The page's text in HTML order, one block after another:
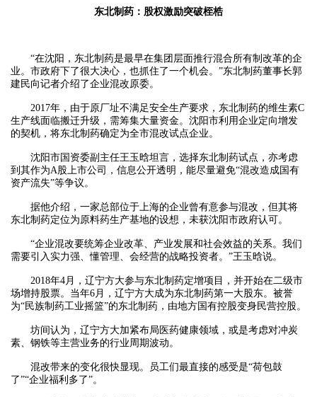
东北制药：股权激励突破桎梏
“在沈阳，东北制药是最早在集团层面推行混合所有制改革的企
业。市政府下了很大决心，也抓住了一个机会。”东北制药董事长郭
建民向记者介绍了企业混改原委。
2017年，由于原厂址不满足安全生产要求，东北制药的维生素C
生产线面临搬迁升级，需筹集大量资金。沈阳市利用企业定向增发
的契机，将东北制药确定为全市混改试点企业。
沈阳市国资委副主任王玉晗坦言，选择东北制药试点，亦考虑
到其作为A股上市公司，信息公开透明，能尽量避免“混改造成国有
资产流失”等争议。
据他介绍，一家总部位于上海的企业曾有意参与混改，但其将
东北制药定位为原料药生产基地的设想，未获沈阳市政府认可。
“企业混改要统筹企业改革、产业发展和社会效益的关系。我们
需要引入实力强、懂管理、会经营的战略投资者。”王玉晗说。
2018年4月，辽宁方大参与东北制药定增项目，并开始在二级市
场增持股票。当年6月，辽宁方大成为东北制药第一大股东。被誉
为“民族制药工业摇篮”的东北制药，由地方国有控股变身民营控股。
坊间认为，辽宁方大加紧布局医药健康领域，或是考虑对冲炭
素、钢铁等主营业务的行业周期波动。
混改带来的变化很快显现。员工们最直接的感受是“荷包鼓
了”“企业福利多了”。